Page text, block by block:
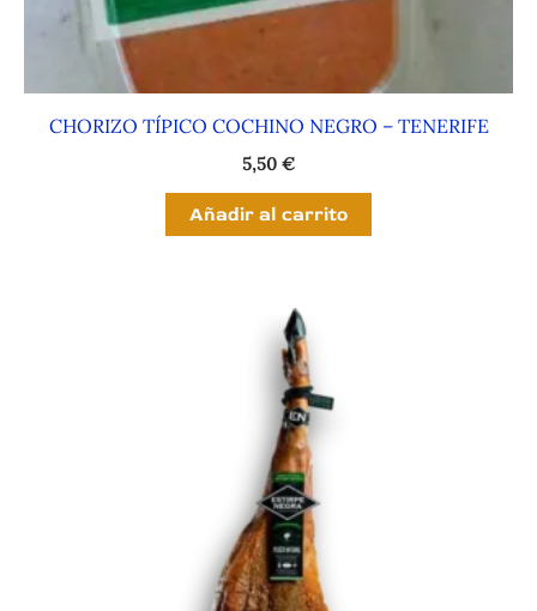
CHORIZO TÍPICO COCHINO NEGRO – TENERIFE
5,50 €
Añadir al carrito